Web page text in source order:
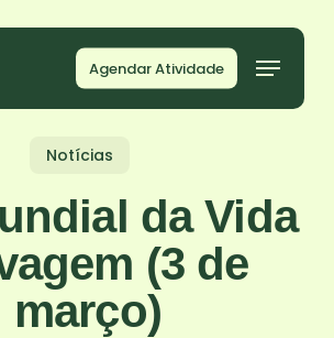
Agendar Atividade
Notícias
da Vida
(3 de
março)